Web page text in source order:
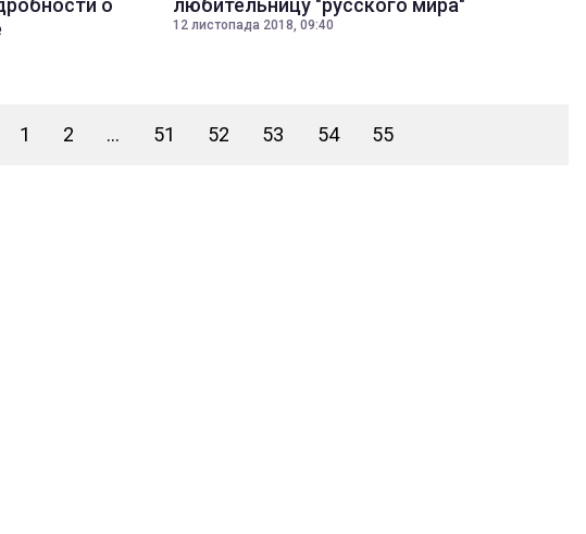
о
любительницу "русского мира"
12 листопада 2018, 09:40
1 2 ... 51 52 53 54 55